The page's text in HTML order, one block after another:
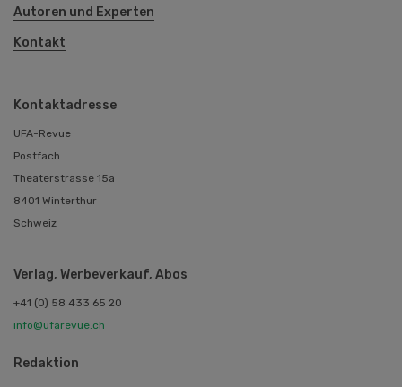
Autoren und Experten
Kontakt
Kontaktadresse
UFA-Revue
Postfach
Theaterstrasse 15a
8401 Winterthur
Schweiz
Verlag, Werbeverkauf, Abos
+41 (0) 58 433 65 20
info@ufarevue.ch
Redaktion